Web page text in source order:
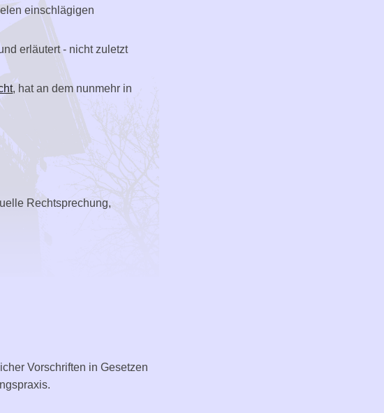
einschlägigen
erläutert - nicht zuletzt
, hat an dem nunmehr in
Rechtsprechung,
Vorschriften in Gesetzen